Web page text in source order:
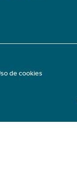
de cookies